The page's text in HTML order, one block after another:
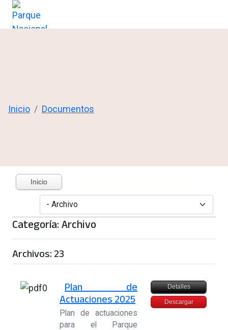
Inicio Documentos
Inicio
Categoría: Archivo
Archivos: 23
Plan de
Actuaciones 2025
Plan de actuaciones
para el Parque
Detalles
Descargar